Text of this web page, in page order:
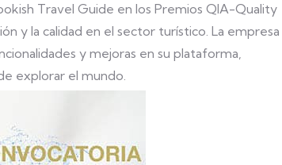
Travel Guide en los Premios QIA-Quality
y la calidad en el sector turístico. La empresa
y mejoras en su plataforma,
explorar el mundo.